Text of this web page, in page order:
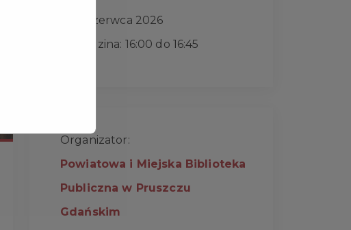
15 czerwca 2026
Godzina: 16:00 do 16:45
Organizator:
Powiatowa i Miejska Biblioteka
Publiczna w Pruszczu
Gdańskim